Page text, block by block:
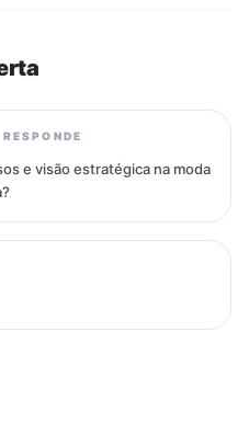
e visão estratégica na moda